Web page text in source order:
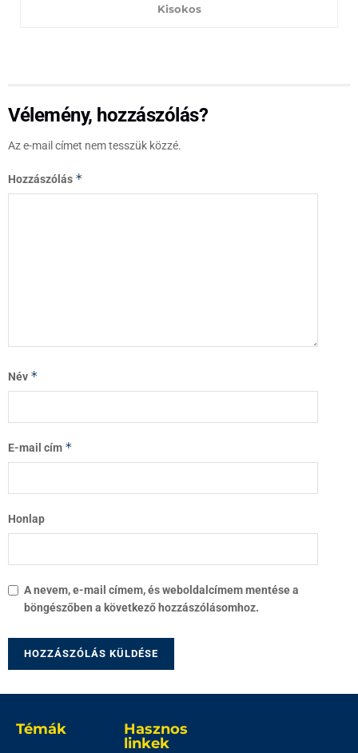
Kisokos
Vélemény, hozzászólás?
Az e-mail címet nem tesszük közzé.
Hozzászólás *
Név *
E-mail cím *
Honlap
A nevem, e-mail címem, és weboldalcímem mentése a
böngészőben a következő hozzászólásomhoz.
Témák
Hasznos
linkek